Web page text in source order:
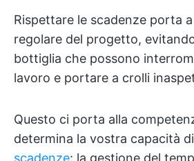
Rispettare le scadenze porta
regolare del progetto,
bottiglia che possono
lavoro e portare a crolli
Questo ci porta alla
determina la vostra capacità di
scadenze: la gestione del